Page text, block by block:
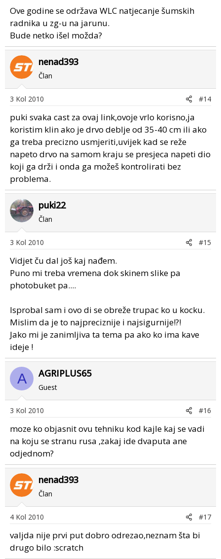
Ove godine se održava WLC natjecanje šumskih
radnika u zg-u na jarunu.
Bude netko išel možda?
nenad393
Član
3 Kol 2010 #14
puki svaka cast za ovaj link,ovoje vrlo korisno,ja
koristim klin ako je drvo deblje od 35-40 cm ili ako
ga treba precizno usmjeriti,uvijek kad se reže
napeto drvo na samom kraju se presjeca napeti dio
koji ga drži i onda ga možeš kontrolirati bez
problema.
puki22
Član
3 Kol 2010 #15
Vidjet ču dal još kaj nađem.
Puno mi treba vremena dok skinem slike pa
photobuket pa....
Isprobal sam i ovo di se obreže trupac ko u kocku.
Mislim da je to najpreciznije i najsigurnije!?!
Jako mi je zanimljiva ta tema pa ako ko ima kave
ideje !
A AGRIPLUS65
Guest
3 Kol 2010 #16
moze ko objasnit ovu tehniku kod kajle kaj se vadi
na koju se stranu rusa ,zakaj ide dvaputa ane
odjednom?
nenad393
Član
4 Kol 2010 #17
valjda nije prvi put dobro odrezao,neznam šta bi
drugo bilo :scratch